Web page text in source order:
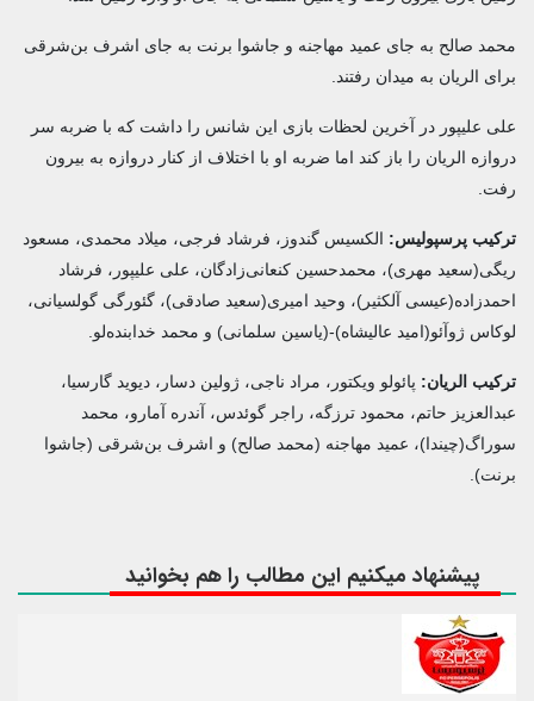
محمد صالح به جای عمید مهاجنه و جاشوا برنت به جای اشرف بن‌شرقی
برای الریان به میدان رفتند.
علی علیپور در آخرین لحظات بازی این شانس را داشت که با ضربه سر
دروازه الریان را باز کند اما ضربه او با اختلاف از کنار دروازه به بیرون
رفت.
ترکیب پرسپولیس: الکسیس گندوز، فرشاد فرجی، میلاد محمدی، مسعود
ریگی(سعید مهری)، محمدحسین کنعانی‌زادگان، علی علیپور، فرشاد
احمدزاده(عیسی آلکثیر)، وحید امیری(سعید صادقی)، گئورگی گولسیانی،
لوکاس ژوآئو(امید عالیشاه)-(یاسین سلمانی) و محمد خدابنده‌لو.
ترکیب الریان: پائولو ویکتور، مراد ناجی، ژولین دسار، دیوید گارسیا،
عبدالعزیز حاتم، محمود ترزگه، راجر گوئدس، آندره آمارو، محمد
سوراگ(چیندا)، عمید مهاجنه (محمد صالح) و اشرف بن‌شرقی (جاشوا
برنت).
پیشنهاد میکنیم این مطالب را هم بخوانید